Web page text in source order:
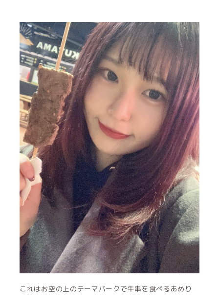
これはお空の上のテーマパークで牛串を食べるあめり